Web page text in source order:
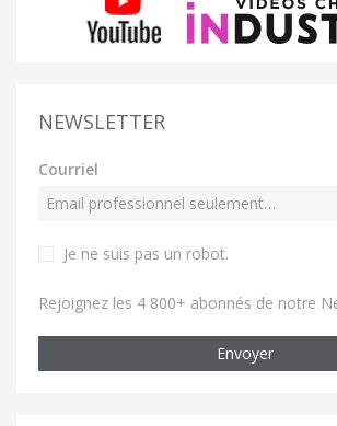
NEWSLETTER
Courriel
Je ne suis pas un robot.
Rejoignez les 4 800+ abonnés de notre
Envoyer